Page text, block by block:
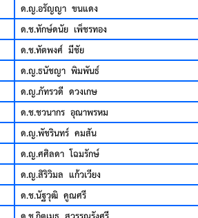
ด.ญ.อรัญญา ขนแดง
ด.ช.ทักษ์ดนัย เพ็ชรทอง
ด.ช.ทัตพงศ์ มีชัย
ด.ญ.ธนัชญา พิมพันธ์
ด.ญ.ภัทรวดี ดวงเกษ
ด.ช.ชวนากร อุณาพรหม
ด.ญ.พัชรินทร์ คมสัน
ด.ญ.ศศิลดา โฉมรักษ์
ด.ญ.สิริวิมล แก้วเวียง
ด.ช.นัฐวุฒิ คูณศรี